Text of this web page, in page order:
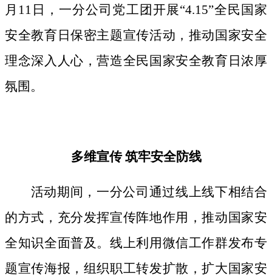
月11日，一分公司党工团开展“4.15”全民国家
安全教育日保密主题宣传活动，推动国家安全
理念深入人心，营造全民国家安全教育日浓厚
氛围。
多维宣传筑牢安全防线
活动期间， 一分公司通过线上线下相结合
的方式， 充分发挥宣传阵地作用，推动国家安
全知识全面普及。线上利用微信工作群发布专
题宣传海报，组织职工转发扩散，扩大国家安